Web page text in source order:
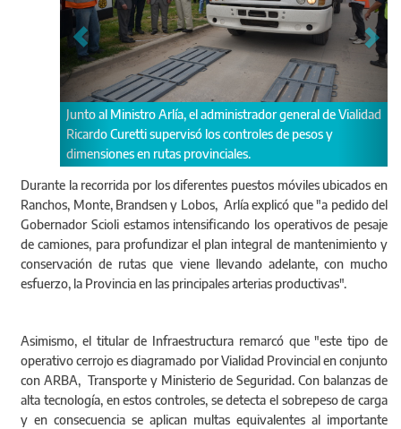
de Vialidad
Los controles de pesajes se realizan a vehículos de 2 a 4
ejes.
Durante la recorrida por los diferentes puestos móviles ubicados en
Ranchos, Monte, Brandsen y Lobos, Arlía explicó que "a pedido del
Gobernador Scioli estamos intensificando los operativos de pesaje
de camiones, para profundizar el plan integral de mantenimiento y
conservación de rutas que viene llevando adelante, con mucho
esfuerzo, la Provincia en las principales arterias productivas".
Asimismo, el titular de Infraestructura remarcó que "este tipo de
operativo cerrojo es diagramado por Vialidad Provincial en conjunto
con ARBA, Transporte y Ministerio de Seguridad. Con balanzas de
alta tecnología, en estos controles, se detecta el sobrepeso de carga
y en consecuencia se aplican multas equivalentes al importante